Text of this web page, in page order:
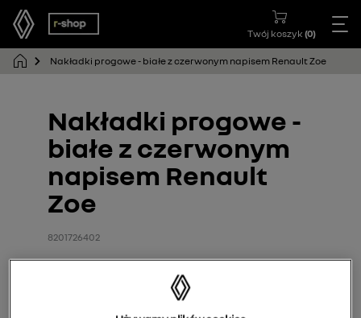
Twój koszyk (0)
Nakładki progowe - białe z czerwonym napisem Renault Zoe
Nakładki progowe -
białe z czerwonym
napisem Renault
Zoe
8201726402